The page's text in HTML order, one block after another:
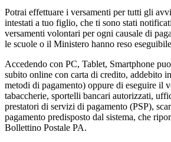
Potrai effettuare i versamenti per tutti gli
intestati a tuo figlio, che ti sono stati
versamenti volontari per ogni causale di
le scuole o il Ministero hanno reso
Accedendo con PC, Tablet, Smartphone
subito online con carta di credito, addebito
metodi di pagamento) oppure di eseguire il
tabaccherie, sportelli bancari autorizzati,
prestatori di servizi di pagamento (PSP),
pagamento predisposto dal sistema, che
Bollettino Postale PA.